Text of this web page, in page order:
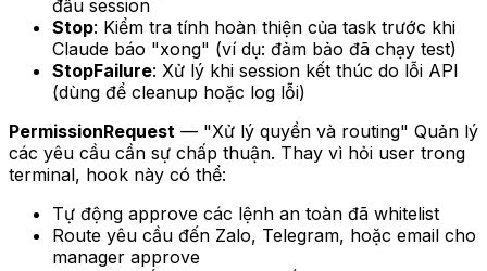
đầu session
Stop: Kiểm tra tính hoàn thiện của task trước khi
Claude báo "xong" (ví dụ: đảm bảo đã chạy test)
StopFailure: Xử lý khi session kết thúc do lỗi API
(dùng để cleanup hoặc log lỗi)
PermissionRequest — "Xử lý quyền và routing" Quản lý
các yêu cầu cần sự chấp thuận. Thay vì hỏi user trong
terminal, hook này có thể:
Tự động approve các lệnh an toàn đã whitelist
Route yêu cầu đến Zalo, Telegram, hoặc email cho
manager approve